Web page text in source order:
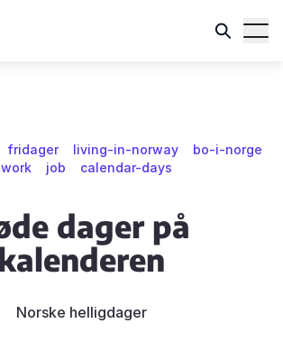
fridager living-in-norway
bo-i-norge
work
job calendar-days
dager på
Norske helligdager